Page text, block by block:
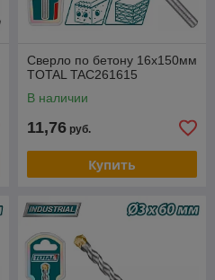
Сверло по бетону 16х150мм
TOTAL TAC261615
В наличии
11,76 руб.
Купить